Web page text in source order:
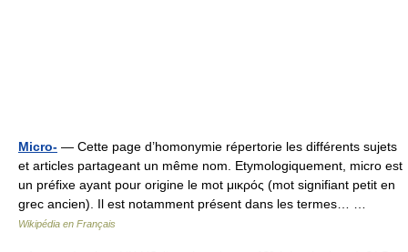
Micro- — Cette page d’homonymie répertorie les différents sujets
et articles partageant un même nom. Etymologiquement, micro est
un préfixe ayant pour origine le mot μικρός (mot signifiant petit en
grec ancien). Il est notamment présent dans les termes… …
Wikipédia en Français